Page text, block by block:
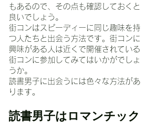
もあるので、その点も確認しておくと
良いでしょう。
街コンはスピーディーに同じ趣味を持
つ人たちと出会う方法です。街コンに
興味がある人は近くで開催されている
街コンに参加してみてはいかがでしょ
うか。
読書男子に出会うには色々な方法があ
ります。
読書男子はロマンチック